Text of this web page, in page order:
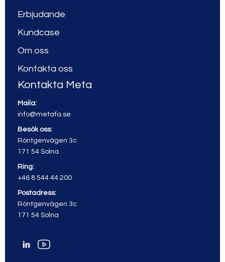
Erbjudande
Kundcase
Om oss
Kontakta oss
Kontakta Meta
Maila:
info@metafa.se
Besök oss:
Röntgenvägen 3c
171 54 Solna
Ring:
+46 8 544 44 200
Postadress:
Röntgenvägen 3c
171 54 Solna